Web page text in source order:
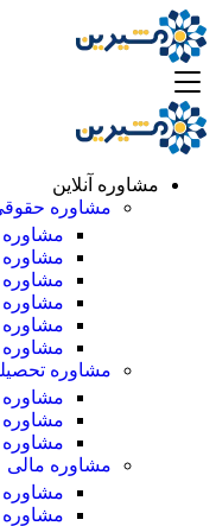
مشاوره آنلاین
مشاوره
مشاوره
مشاوره
مشاوره
مشاوره
مشاوره
مشاوره
مشاوره
مشاوره مالی
مشاوره